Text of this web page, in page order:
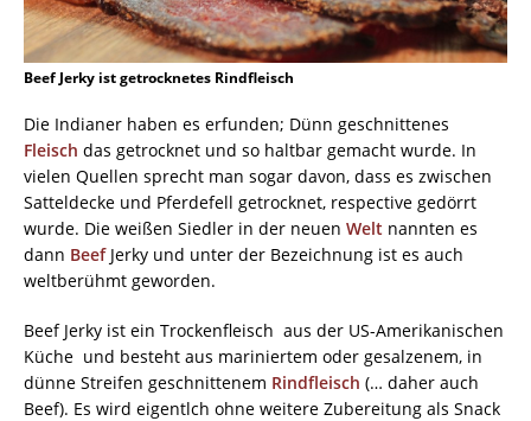
Beef Jerky ist getrocknetes Rindfleisch
Die Indianer haben es erfunden; Dünn geschnittenes
Fleisch das getrocknet und so haltbar gemacht wurde. In
vielen Quellen sprecht man sogar davon, dass es zwischen
Satteldecke und Pferdefell getrocknet, respective gedörrt
wurde. Die weißen Siedler in der neuen Welt nannten es
dann BeefJerky und unter der Bezeichnung ist es auch
weltberühmt geworden.
Beef Jerky ist ein Trockenfleisch aus der US-Amerikanischen
Küche und besteht aus mariniertem oder gesalzenem, in
dünne Streifen geschnittenem Rindfleisch (… daher auch
Beef). Es wird eigentlch ohne weitere Zubereitung als Snack